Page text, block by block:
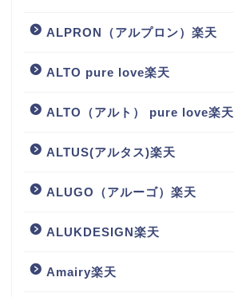
ALPRON（アルプロン）楽天
ALTO pure love楽天
ALTO（アルト） pure love楽天
ALTUS(アルタス)楽天
ALUGO（アルーゴ）楽天
ALUKDESIGN楽天
Amairy楽天